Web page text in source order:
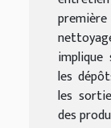
les
les
des